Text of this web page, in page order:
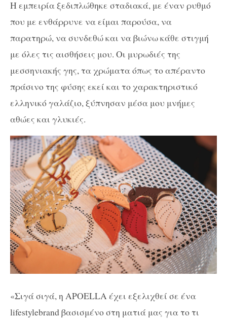
Η εμπειρία ξεδιπλώθηκε σταδιακά, με έναν ρυθμό
που με ενθάρρυνε να είμαι παρούσα, να
παρατηρώ, να συνδεθώ και να βιώνω κάθε στιγμή
με όλες τις αισθήσεις μου. Οι μυρωδιές της
μεσσηνιακής γης, τα χρώματα όπως το απέραντο
πράσινο της φύσης εκεί και το χαρακτηριστικό
ελληνικό γαλάζιο, ξύπνησαν μέσα μου μνήμες
αθώες και γλυκιές.
«Σιγά σιγά, η APOELLA έχει εξελιχθεί σε ένα
lifestylebrand βασισμένο στη ματιά μας για το τι